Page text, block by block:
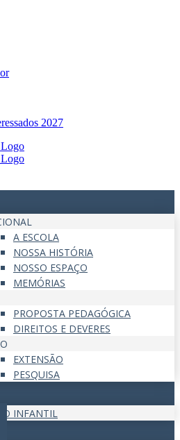
2027
A ESCOLA
NOSSA HISTÓRIA
NOSSO ESPAÇO
MEMÓRIAS
PROPOSTA PEDAGÓGICA
DIREITOS E DEVERES
EXTENSÃO
PESQUISA
INFANTIL